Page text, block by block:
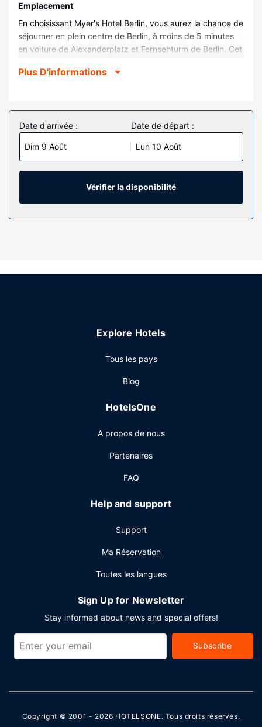
Emplacement
En choisissant Myer's Hotel Berlin, vous aurez la chance de
séjourner en plein centre de Berlin, à moins de 5 minutes
en voiture de Alexanderplatz et Fernsehturm de Berlin. Cet
Brandebourg et à 5,3 km de Potsdamer Platz.
Les 51 chambres de l'hébergement vous invitent à la
détente et comprennent un minibar. L'accès Wi-Fi à
Internet gratuit vous permet de rester en contact avec le
reste du monde. Les équipements et services offerts par
l'hébergement comprennent un coffre-fort et un bureau,
mais aussi un téléphone avec des appels locaux gratuits.
Les services sur place
être de l'hébergement. L'hébergement vous invite à la
offerts par cet hôtel vous trouvez également l'accès Wi-Fi
Lors de votre séjour dans cet hôtel, vous pourrez prendre
(horaires limités). L'hébergement vous invite à rejoindre
déjeuner buffet est servi tous les jours de 07 h 00 à
Les équipements et services proposés incluent un centre
nettoyage à sec / blanchisserie.
Plus D'informations
Date d'arrivée :
Dim 9 Août
Date de départ :
Lun 10 Août
Vérifier la disponibilité
Explore Hotels
Tous les pays
Blog
HotelsOne
A propos de nous
Partenaires
FAQ
Help and support
Support
Ma Réservation
Toutes les langues
Sign Up for Newsletter
Stay informed about news and special offers!
Subscribe
Copyright © 2001 - 2026 HOTELSONE. Tous droits réservés.